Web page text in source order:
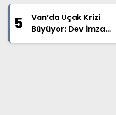
5
Van’da Uçak Krizi
Büyüyor: Dev İmza
Kampanyası Başladı!